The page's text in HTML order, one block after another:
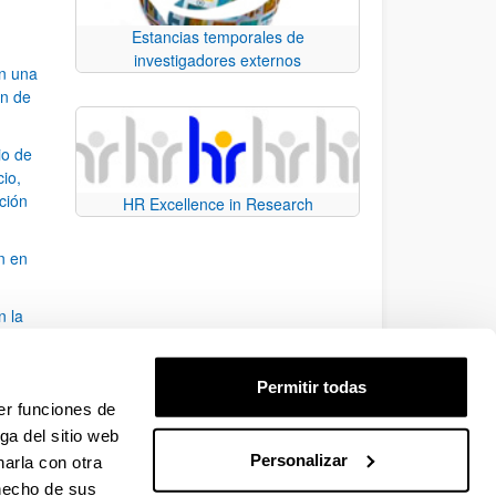
funciones de
del sitio web
con otra
de sus
Permitir todas
Personalizar
una
de
de
en
la
desplazarse.
Estancias temporales de
investigadores externos
HR Excellence in Research